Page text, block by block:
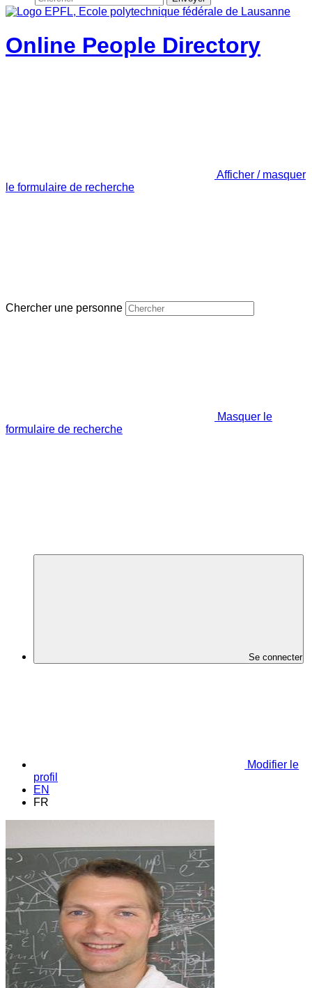
Online People Directory
Afficher / masquer
le formulaire de recherche
Chercher une personne
Masquer le
formulaire de recherche
Se connecter
Modifier le
profil
EN
FR